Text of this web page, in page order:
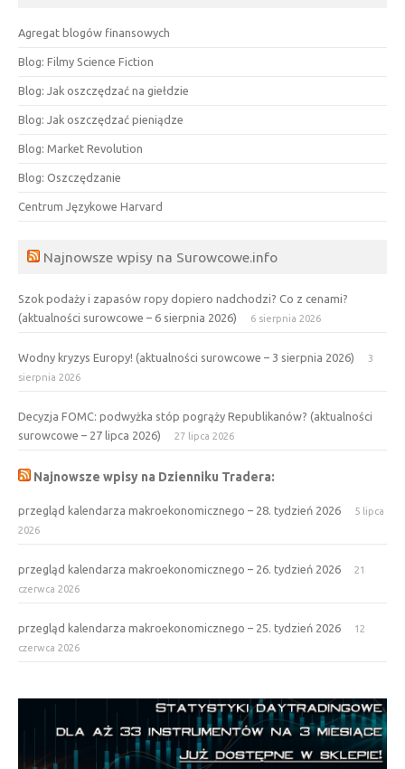
Agregat blogów finansowych
Blog: Filmy Science Fiction
Blog: Jak oszczędzać na giełdzie
Blog: Jak oszczędzać pieniądze
Blog: Market Revolution
Blog: Oszczędzanie
Centrum Językowe Harvard
Najnowsze wpisy na Surowcowe.info
Szok podaży i zapasów ropy dopiero nadchodzi? Co z cenami?
(aktualności surowcowe – 6 sierpnia 2026)
6 sierpnia 2026
Wodny kryzys Europy! (aktualności surowcowe – 3 sierpnia 2026)
3
sierpnia 2026
Decyzja FOMC: podwyżka stóp pogrąży Republikanów? (aktualności
surowcowe – 27 lipca 2026)
27 lipca 2026
Najnowsze wpisy na Dzienniku Tradera:
przegląd kalendarza makroekonomicznego – 28. tydzień 2026
5 lipca
2026
przegląd kalendarza makroekonomicznego – 26. tydzień 2026
21
czerwca 2026
przegląd kalendarza makroekonomicznego – 25. tydzień 2026
12
czerwca 2026